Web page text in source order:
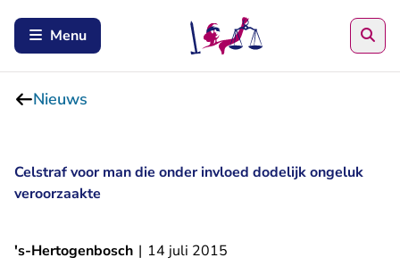
Menu
Nieuws
Celstraf voor man die onder invloed dodelijk ongeluk
veroorzaakte
's-Hertogenbosch | 14 juli 2015